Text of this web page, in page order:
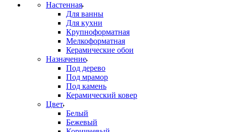
Настенная
Для ванны
Для кухни
Крупноформатная
Мелкоформатная
Керамические обои
Назначение
Под дерево
Под мрамор
Под камень
Керамический ковер
Цвет
Белый
Бежевый